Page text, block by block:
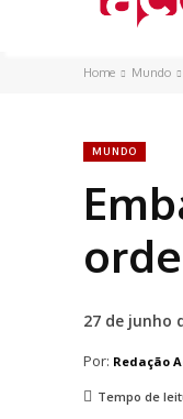
Home Mundo
MUNDO
27 de junho
Por: Redação
Tempo de